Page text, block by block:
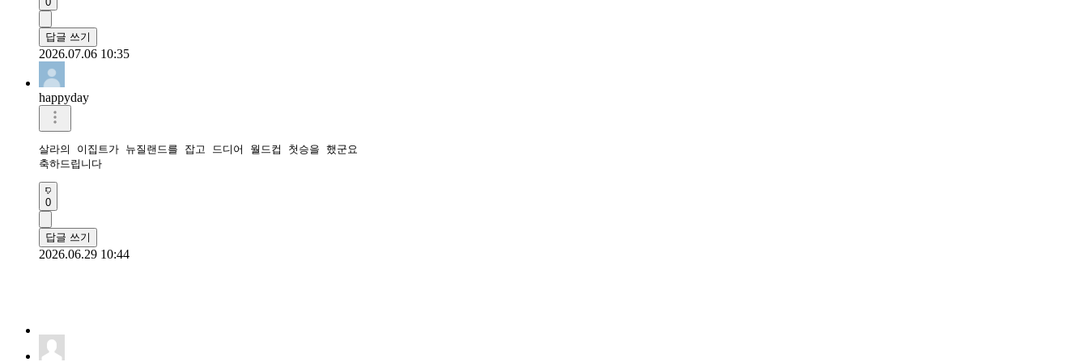
답글 쓰기
2026.07.06 10:35
happyday
살라의 이집트가 뉴질랜드를 잡고 드디어 월드컵 첫승을 했군요
축하드립니다
0
답글 쓰기
2026.06.29 10:44